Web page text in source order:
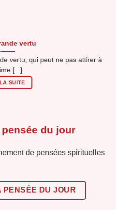
vertu
vertu, qui peut ne pas attirer à
[...]
SUITE
du jour
de pensées spirituelles
PENSÉE DU JOUR